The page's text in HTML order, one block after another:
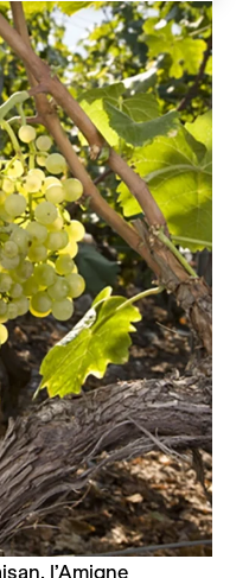
l’Amigne